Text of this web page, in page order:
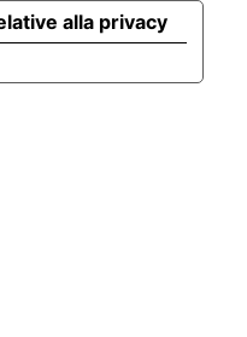
alla privacy